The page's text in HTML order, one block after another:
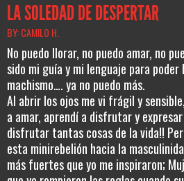
LA SOLEDAD DE DESPERTAR
BY: CAMILO H.
No puedo llorar, no puedo amar, no
sido mi guía y mi lenguaje para
machismo…. ya no puedo más.
Al abrir los ojos me vi frágil y
a amar, aprendí a disfrutar y
disfrutar tantas cosas de la vida!!
esta minirebelión hacia la
más fuertes que yo me inspiraron;